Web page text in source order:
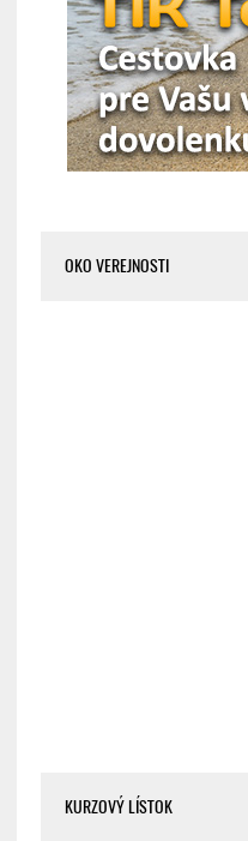
OKO VEREJNOSTI
KURZOVÝ LÍSTOK